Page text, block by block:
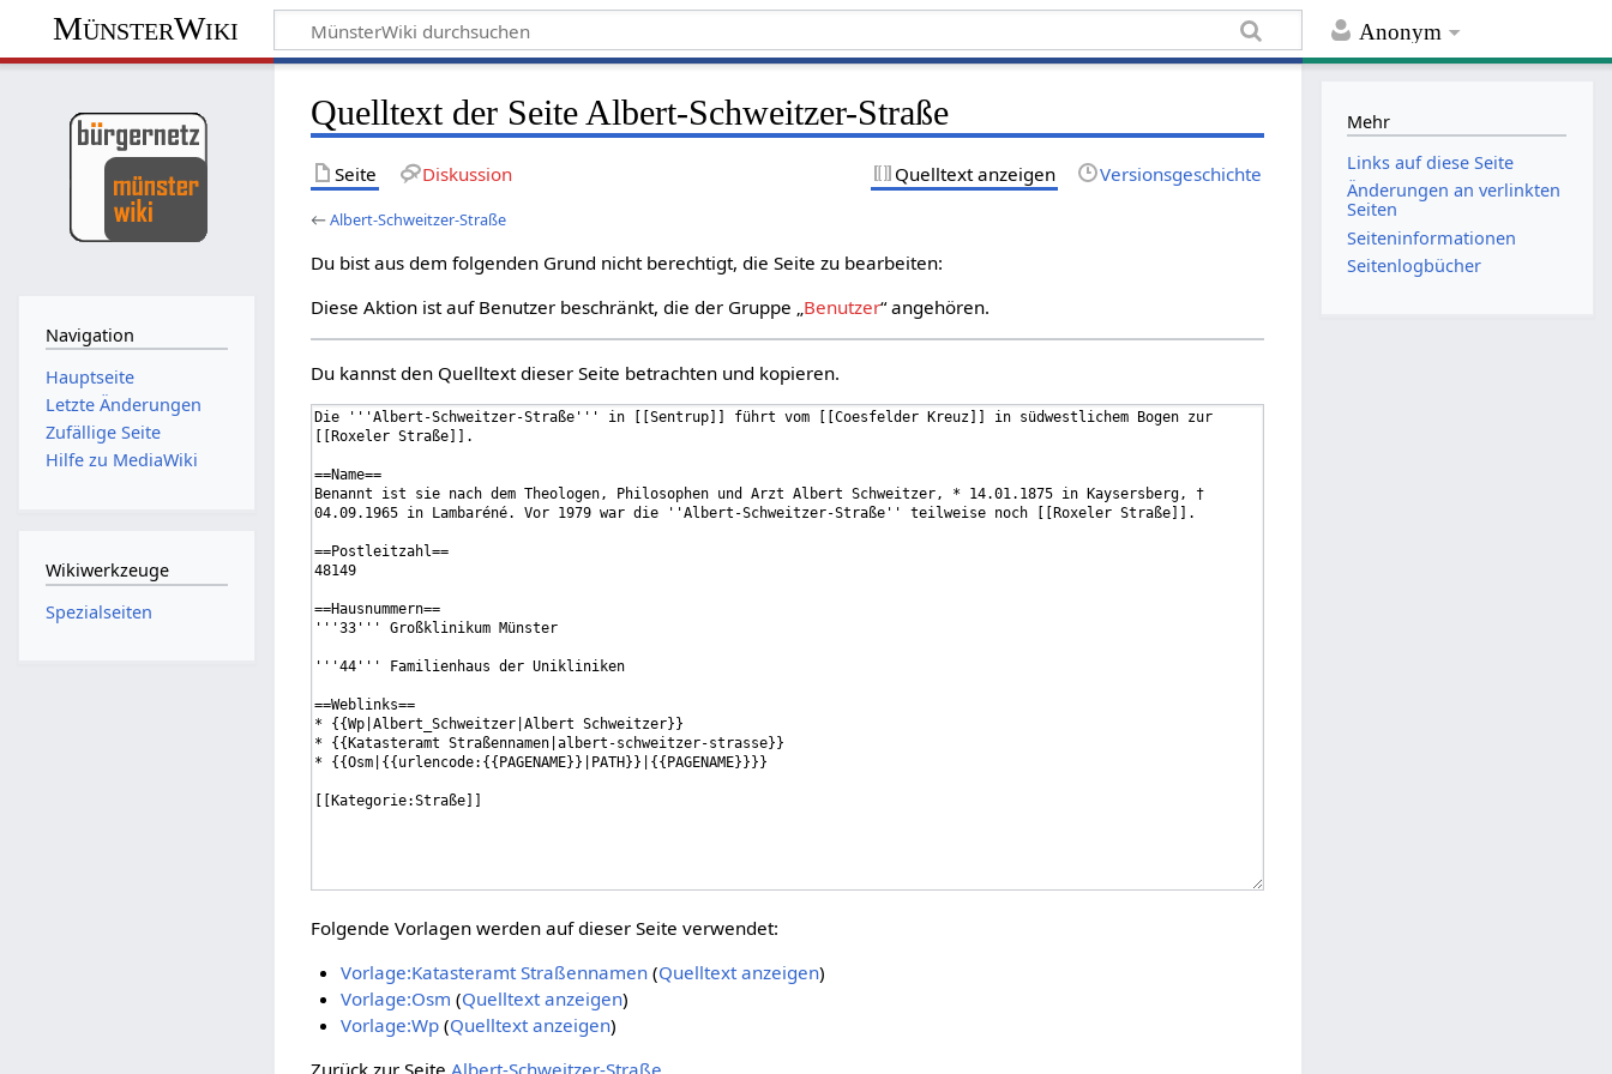
Anonym
MünsterWiki
Quelltext der Seite Albert-Schweitzer-Straße
Seite Diskussion Quelltext anzeigen Versionsgeschichte
←Albert-Schweitzer-Straße
Du bist aus dem folgenden Grund nicht berechtigt, die Seite zu bearbeiten:
Diese Aktion ist auf Benutzer beschränkt, die der Gruppe „Benutzer“ angehören.
Du kannst den Quelltext dieser Seite betrachten und kopieren.
Folgende Vorlagen werden auf dieser Seite verwendet:
Vorlage:Katasteramt Straßennamen(Quelltext anzeigen)
Vorlage:Osm (Quelltext anzeigen)
Vorlage:Wp(Quelltext anzeigen)
Navigation
Hauptseite
Letzte Änderungen
Zufällige Seite
Hilfe zu MediaWiki
Wikiwerkzeuge
Spezialseiten
Mehr
Links auf diese Seite
Änderungen an verlinkten
Seiten
Seiten­informationen
Seitenlogbücher